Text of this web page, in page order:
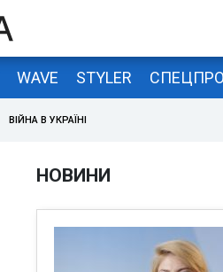
WAVE STYLER
ВІЙНА В УКРАЇНІ
НОВИНИ